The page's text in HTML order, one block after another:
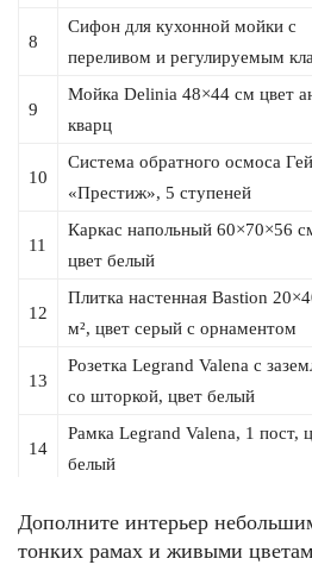
8
Сифон для кухонной мойки с
переливом и регулируемым
9
Мойка Delinia 48×44 см цвет
кварц
10
Система обратного осмоса
«Престиж», 5 ступеней
11
Каркас напольный 60×70×56
цвет белый
12
Плитка наcтенная Bastion
м², цвет серый с орнаментом
13
Розетка Legrand Valena с
со шторкой, цвет белый
14
Рамка Legrand Valena, 1 пост,
белый
15
мм
Дополните интерьер
тонких рамах и живыми